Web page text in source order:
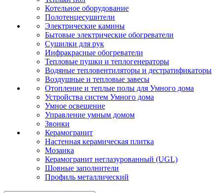
Котельное оборудование
Полотенцесушители
Электрические камины
Бытовые электрические обогреватели
Сушилки для рук
Инфракрасные обогреватели
Тепловые пушки и теплогенераторы
Водяные тепловентиляторы и дестратификаторы
Воздушные и тепловые завесы
Отопление и теплые полы для Умного дома
Устройства систем Умного дома
Умное освещение
Управление умным домом
Звонки
Керамогранит
Настенная керамическая плитка
Мозаика
Керамогранит неглазурованный (UGL)
Шовные заполнители
Профиль металлический